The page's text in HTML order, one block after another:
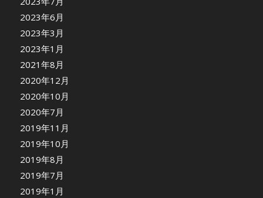
2023年6月
2023年3月
2023年1月
2021年8月
2020年12月
2020年10月
2020年7月
2019年11月
2019年10月
2019年8月
2019年7月
2019年1月